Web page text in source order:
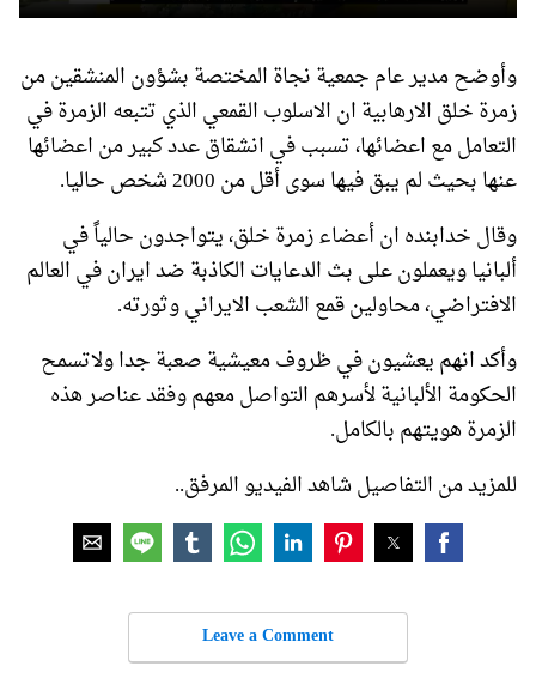
وأوضح مدير عام جمعية نجاة المختصة بشؤون المنشقين من
زمرة خلق الارهابية ان الاسلوب القمعي الذي تتبعه الزمرة في
التعامل مع اعضائها، تسبب في انشقاق عدد كبير من اعضائها
عنها بحيث لم يبق فيها سوی أقل من 2000 شخص حاليا.
وقال خدابنده ان أعضاء زمرة خلق، يتواجدون حالياً في
ألبانيا ويعملون على بث الدعايات الكاذبة ضد ايران في العالم
الافتراضي، محاولين قمع الشعب الايراني وثورته.
وأکد انهم يعشيون في ظروف معيشية صعبة جدا ولاتسمح
الحكومة الألبانية لأسرهم التواصل معهم وفقد عناصر هذه
الزمرة هويتهم بالكامل.
للمزيد من التفاصيل شاهد الفيديو المرفق..
Leave a Comment